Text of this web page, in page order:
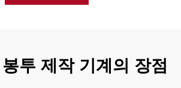
투 제작 기계의 장점